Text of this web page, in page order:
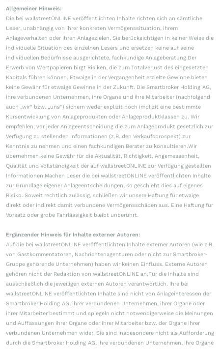
Allgemeiner Hinweis:
Die bei wallstreetONLINE veröffentlichten Inhalte richten sich an sämtliche
Leser, unabhängig von ihrer konkreten Vermögenssituation, ihrem
Anlageverhalten oder ihren Anlagezielen. Sie berücksichtigen in keiner Weise die
individuelle Situation des einzelnen Lesers und ersetzen keine auf seine
individuellen Bedürfnisse ausgerichtete, fachkundige Anlageberatung.Der
Erwerb von Wertpapieren birgt Risiken, die zum Totalverlust des eingesetzten
Kapitals führen können. Etwaige in der Vergangenheit erzielte Gewinne bieten
keine Gewähr für etwaige Gewinne in der Zukunft. Die Smartbroker Holding AG,
ihre verbundenen Unternehmen, ihre Organe und ihre Mitarbeiter (nachfolgend
auch „wir“ bzw. „uns“) sichern weder explizit noch implizit eine bestimmte
Kursentwicklung von Anlageprodukten oder Anlageproduktklassen zu. Wir
empfehlen, vor jeder Anlageentscheidung die zum Anlageprodukt gesetzlich zur
Verfügung zu stellenden Informationen (z.B. den Verkaufsprospekt) zur
Kenntnis zu nehmen und einen fachkundigen Berater zu konsultieren.Wir
übernehmen keine Gewähr für die Aktualität, Richtigkeit, Angemessenheit,
Qualität und Vollständigkeit der auf wallstreetONLINE zur Verfügung gestellten
Informationen.Machen Leser die bei wallstreetONLINE veröffentlichten Inhalte
zur Grundlage eigener Anlageentscheidungen, so geschieht dies auf eigenes
Risiko. Soweit rechtlich zulässig, schließen wir unsere Haftung für etwaige
direkt oder indirekt damit verbundene Vermögensschäden aus. Eine Haftung für
Vorsatz oder grobe Fahrlässigkeit bleibt unberührt.
Ergänzender Hinweis für Inhalte externer Autoren:
Auf die bei wallstreetONLINE veröffentlichten Inhalte externer Autoren (wie z.B.
von Gastkommentatoren, Nachrichtenagenturen oder nicht zur Smartbroker-
Gruppe gehörende Unternehmen) haben wir keinen Einfluss. Externe Autoren
gehören nicht der Redaktion von wallstreetONLINE an.Für die Inhalte sind
ausschließlich die jeweiligen externen Autoren verantwortlich. Ihre bei
wallstreetONLINE veröffentlichten Inhalte sind nicht von Anlageinteressen der
Smartbroker Holding AG, ihrer verbundenen Unternehmen, ihrer Organe oder
ihrer Mitarbeiter bestimmt und spiegeln nicht notwendigerweise die Meinungen
und Auffassungen ihrer Organe oder ihrer Mitarbeiter bzw. der Organe ihrer
verbundenen Unternehmen wider. Sie sind insbesondere nicht als Aufforderung
durch die Smartbroker Holding AG, ihre verbundenen Unternehmen, ihre Organe